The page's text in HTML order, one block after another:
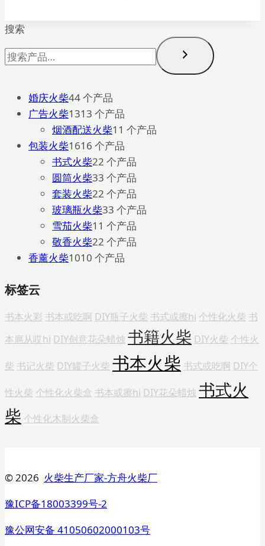
搜索
婚庆火柴44 个产品
广告火柴1313 个产品
烟酒配送火柴1 1 个产品
包装火柴1616 个产品
书式火柴22 个产品
圆筒火柴33 个产品
套装火柴22 个产品
玻璃瓶火柴33 个产品
雪茄火柴1 1 个产品
敬香火柴22 个产品
香薰火柴1010 个产品
标签云
书本火彩 书本或吃啊 DIY瓶子火柴 书式或擦hi 个性化火柴 书
本扈从哎hi DIY创意花朵蜡烛 书籍火柴 DIY火柴 个性火
柴 书记火柴 DIY罐子火柴 书本火柴 书式或吃啊 DIY个
性火柴 个性化火柴盒 书本或擦hi DIY花朵蜡烛 书式火
柴 个性化木制火柴盒
© 2026 火柴生产厂家-方舟火柴厂
豫ICP备18003399号-2
豫公网安备 41050602000103号